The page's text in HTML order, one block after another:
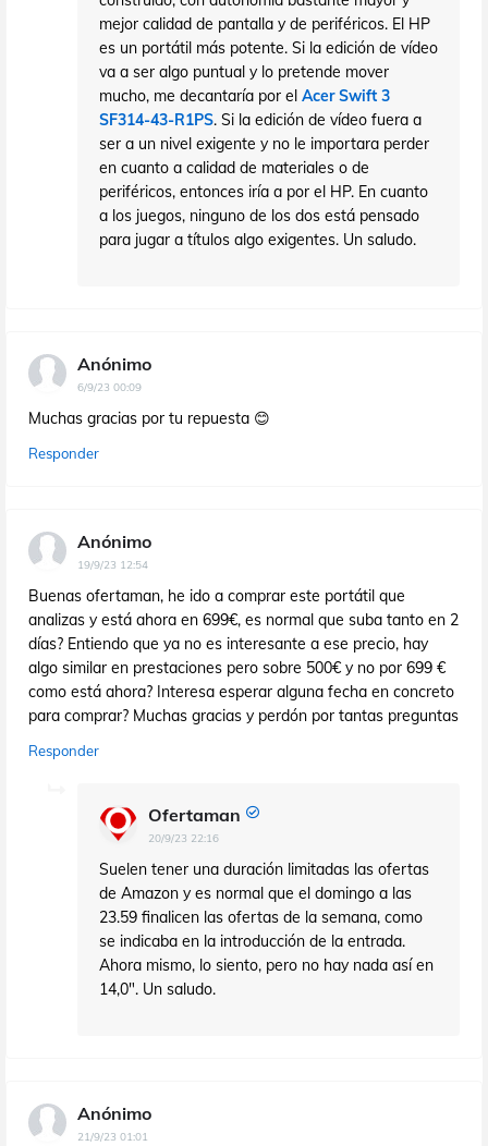
mejor calidad de pantalla y de periféricos. El HP
es un portátil más potente. Si la edición de vídeo
va a ser algo puntual y lo pretende mover
mucho, me decantaría por el Acer Swift 3
SF314-43-R1PS. Si la edición de vídeo fuera a
ser a un nivel exigente y no le importara perder
en cuanto a calidad de materiales o de
periféricos, entonces iría a por el HP. En cuanto
a los juegos, ninguno de los dos está pensado
para jugar a títulos algo exigentes. Un saludo.
Anónimo
6/9/23 00:09
Muchas gracias por tu repuesta 😊
Responder
Anónimo
19/9/23 12:54
Buenas ofertaman, he ido a comprar este portátil que
analizas y está ahora en 699€, es normal que suba tanto en 2
días? Entiendo que ya no es interesante a ese precio, hay
algo similar en prestaciones pero sobre 500€ y no por 699 €
como está ahora? Interesa esperar alguna fecha en concreto
para comprar? Muchas gracias y perdón por tantas preguntas
Responder
Ofertaman
20/9/23 22:16
Suelen tener una duración limitadas las ofertas
de Amazon y es normal que el domingo a las
23.59 finalicen las ofertas de la semana, como
se indicaba en la introducción de la entrada.
Ahora mismo, lo siento, pero no hay nada así en
14,0". Un saludo.
Anónimo
21/9/23 01:01